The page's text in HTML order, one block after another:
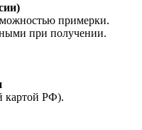
примерки.
при получении.
картой РФ).